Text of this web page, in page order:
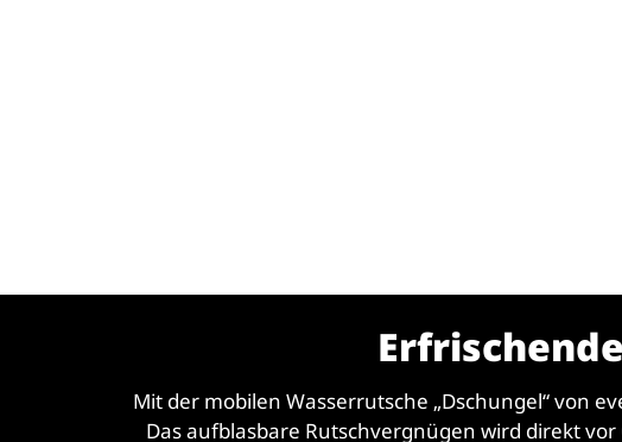
Mit der mobilen Wasserrutsche „Dschungel“ von
Das aufblasbare Rutschvergnügen wird direkt